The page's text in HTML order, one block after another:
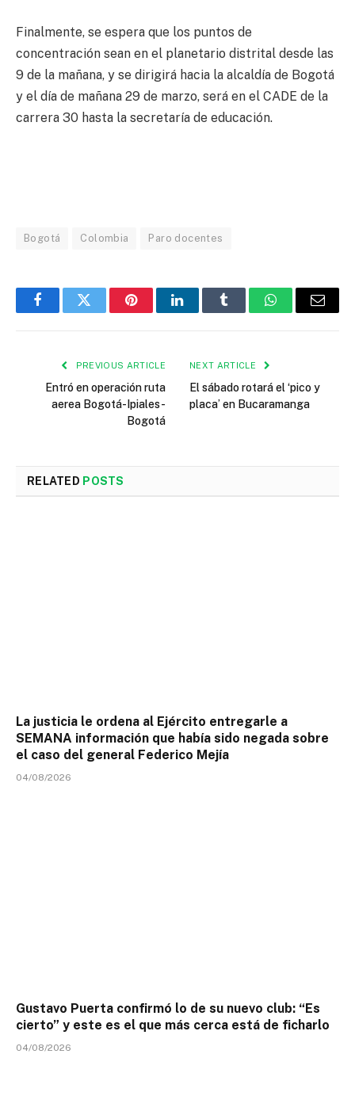
Finalmente, se espera que los puntos de
concentración sean en el planetario distrital desde las
9 de la mañana, y se dirigirá hacia la alcaldía de Bogotá
y el día de mañana 29 de marzo, será en el CADE de la
carrera 30 hasta la secretaría de educación.
Bogotá Colombia Paro docentes
FacebookTwitter PinterestLinkedInTumblr WhatsAppEmail
PREVIOUS ARTICLE
Entró en operación ruta
aerea Bogotá-Ipiales-
Bogotá
NEXT ARTICLE
El sábado rotará el ‘pico y
placa’ en Bucaramanga
RELATED POSTS
La justicia le ordena al Ejército entregarle a
SEMANA información que había sido negada sobre
el caso del general Federico Mejía
04/08/2026
Gustavo Puerta confirmó lo de su nuevo club: “Es
cierto” y este es el que más cerca está de ficharlo
04/08/2026